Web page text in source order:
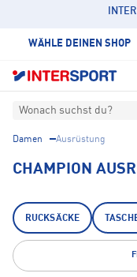
WÄHLE DEINEN SHOP
Wonach suchst du?
Damen Ausrüstung
CHAMPION
RUCKSÄCKE